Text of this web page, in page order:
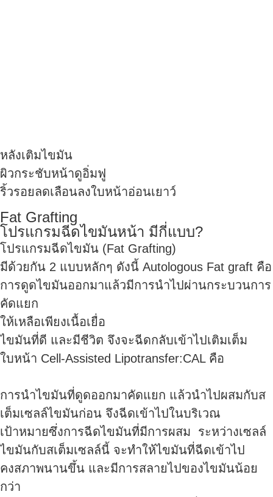
หลังเติมไขมัน
ผิวกระชับหน้าดูอิ่มฟู
ริ้วรอยลดเลือนลงใบหน้าอ่อนเยาว์
Fat Grafting
โปรแกรมฉีดไขมันหน้า มีกี่แบบ?
โปรแกรมฉีดไขมัน (Fat Grafting)
มีด้วยกัน 2 แบบหลักๆ ดังนี้ Autologous Fat graft คือ
การดูดไขมันออกมาแล้วมีการนำไปผ่านกระบวนการ
คัดแยก
ให้เหลือเพียงเนื้อเยื่อ
ไขมันที่ดี และมีชีวิต จึงจะฉีดกลับเข้าไปเติมเต็ม
ใบหน้า Cell-Assisted Lipotransfer:CAL คือ
การนำไขมันที่ดูดออกมาคัดแยก แล้วนำไปผสมกับส
เต็มเซลล์ไขมันก่อน จึงฉีดเข้าไปในบริเวณ
เป้าหมายซึ่งการฉีดไขมันที่มีการผสม ระหว่างเซลล์
ไขมันกับสเต็มเซลล์นี้ จะทำให้ไขมันที่ฉีดเข้าไป
คงสภาพนานขึ้น และมีการสลายไปของไขมันน้อย
กว่า